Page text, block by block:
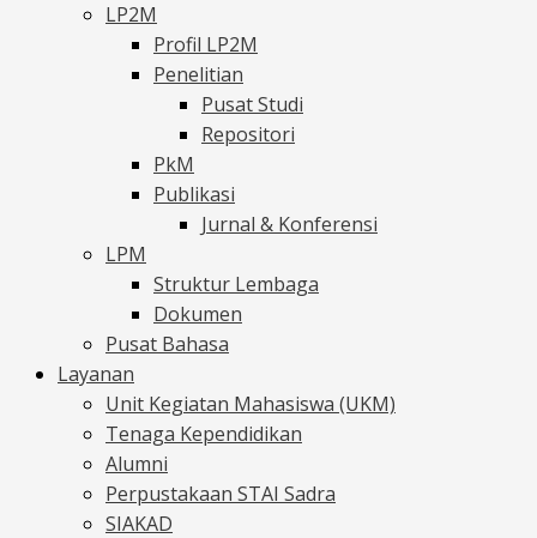
LP2M
Profil LP2M
Penelitian
Pusat Studi
Repositori
PkM
Publikasi
Jurnal & Konferensi
LPM
Struktur Lembaga
Dokumen
Pusat Bahasa
Layanan
Unit Kegiatan Mahasiswa (UKM)
Tenaga Kependidikan
Alumni
Perpustakaan STAI Sadra
SIAKAD